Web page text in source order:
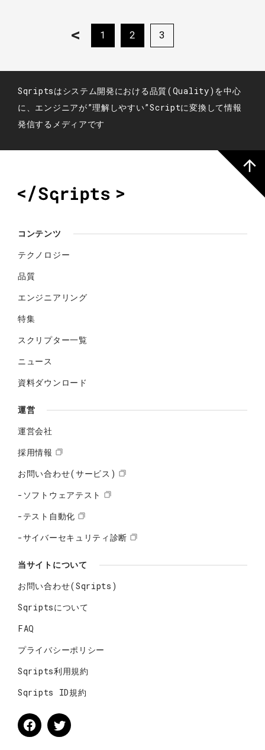
< 1 2 3
Sqriptsはシステム開発における品質(Quality)を中心
に、エンジニアが”理解しやすい”Scriptに変換して情報
発信するメディアです
コンテンツ
テクノロジー
品質
エンジニアリング
特集
スクリプター一覧
ニュース
資料ダウンロード
運営
運営会社
採用情報
お問い合わせ(サービス)
-ソフトウェアテスト
-テスト自動化
-サイバーセキュリティ診断
当サイトについて
お問い合わせ(Sqripts)
Sqriptsについて
FAQ
プライバシーポリシー
Sqripts利用規約
Sqripts ID規約